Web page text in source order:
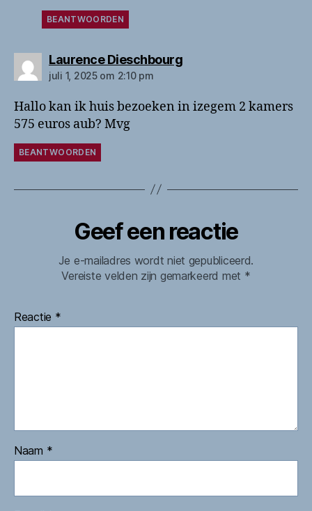
BEANTWOORDEN
Laurence Dieschbourgzegt:
juli 1, 2025 om 2:10 pm
Hallo kan ik huis bezoeken in izegem 2 kamers
575 euros aub? Mvg
BEANTWOORDEN
Geef een reactie
Je e-mailadres wordt niet gepubliceerd.
Vereiste velden zijn gemarkeerd met *
Reactie *
Naam *